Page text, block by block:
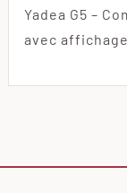
Yadea G5 –
avec